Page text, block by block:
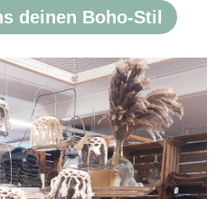
deinen Boho-Stil